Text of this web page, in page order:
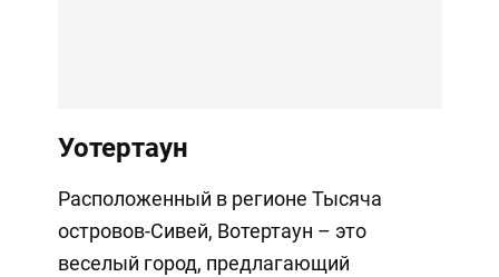
Уотертаун
Расположенный в регионе Тысяча
островов-Сивей, Вотертаун – это
веселый город, предлагающий